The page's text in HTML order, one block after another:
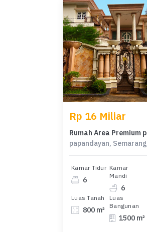
Rp 16 Miliar
papandayan, Semarang
Kamar Tidur
6
Kamar
Mandi
6
Luas Tanah
800 m²
Luas
Bangunan
1500 m²